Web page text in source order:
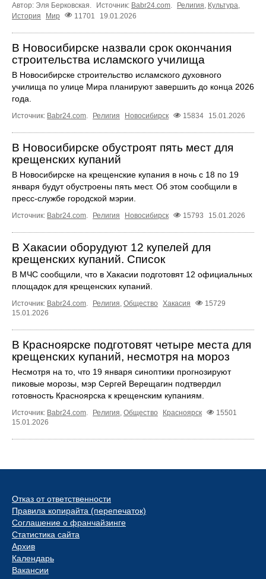
Автор: Эля Берковская. Источник: Babr24.com. Религия, Культура,
История
Мир 11701 19.01.2026
В Новосибирске назвали срок окончания
строительства исламского училища
В Новосибирске строительство исламского духовного
училища по улице Мира планируют завершить до конца 2026
года.
Источник: Babr24.com Религия Новосибирск 15834 15.01.2026
В Новосибирске обустроят пять мест для
крещенских купаний
В Новосибирске на крещенские купания в ночь с 18 по 19
января будут обустроены пять мест. Об этом сообщили в
пресс-службе городской мэрии.
Источник: Babr24.com. Религия Новосибирск 15793 15.01.2026
В Хакасии оборудуют 12 купелей для
крещенских купаний. Список
В МЧС сообщили, что в Хакасии подготовят 12 официальных
площадок для крещенских купаний.
Источник: Babr24.com. Религия, Общество Хакасия
15729
15.01.2026
В Красноярске подготовят четыре места для
крещенских купаний, несмотря на мороз
Несмотря на то, что 19 января синоптики прогнозируют
пиковые морозы, мэр Сергей Верещагин подтвердил
готовность Красноярска к крещенским купаниям.
Источник: Babr24.com. Религия, Общество Красноярск
15501
15.01.2026
Отказ от ответственности
Правила копирайта (перепечаток)
Соглашение о франчайзинге
Статистика сайта
Архив
Календарь
Вакансии